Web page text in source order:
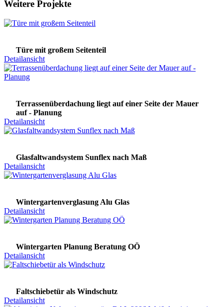
Weitere Projekte
Türe mit großem Seitenteil
Detailansicht
Terrassenüberdachung liegt auf einer Seite der Mauer
auf - Planung
Detailansicht
Glasfaltwandsystem Sunflex nach Maß
Detailansicht
Wintergartenverglasung Alu Glas
Detailansicht
Wintergarten Planung Beratung OÖ
Detailansicht
Faltschiebetür als Windschutz
Detailansicht